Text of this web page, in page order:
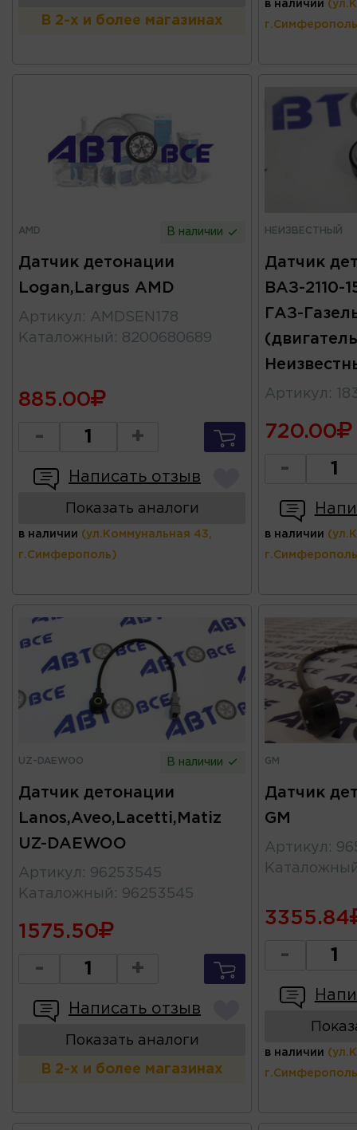
В 2-х и более магазинах
в наличии
AMD В наличии
Датчик детонации
Logan,Largus AMD
Артикул : AMDSEN178
Каталожный : 8200680689
885.00
- +
Написать отзыв
Показать аналоги
в наличии (ул.Коммунальная 43,
г.Симферополь)
НЕИЗВЕСТНЫЙ
Датчик
ВАЗ-2110-
ГАЗ-
Артикул :
720.00
-
в наличии
UZ-DAEWOO В наличии
Датчик детонации
Lanos,Aveo,Lacetti,Matiz
UZ-DAEWOO
Артикул : 96253545
Каталожный : 96253545
1575.50
- +
Написать отзыв
Показать аналоги
В 2-х и более магазинах
GM
Датчик
GM
Артикул :
3355.84
-
в наличии